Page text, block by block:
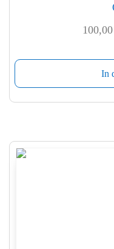
100,00
In